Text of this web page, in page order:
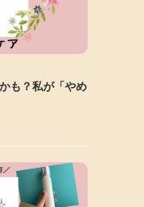
も？私が「やめ